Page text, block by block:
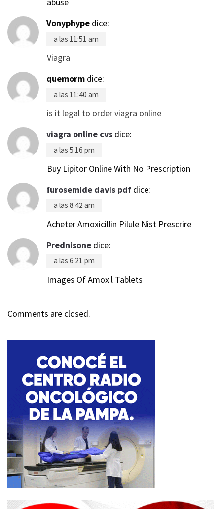
abuse
Vonyphype dice:
a las 11:51 am
Viagra
quemorm dice:
a las 11:40 am
is it legal to order viagra online
viagra online cvs dice:
a las 5:16 pm
Buy Lipitor Online With No Prescription
furosemide davis pdf dice:
a las 8:42 am
Acheter Amoxicillin Pilule Nist Prescrire
Prednisone dice:
a las 6:21 pm
Images Of Amoxil Tablets
Comments are closed.